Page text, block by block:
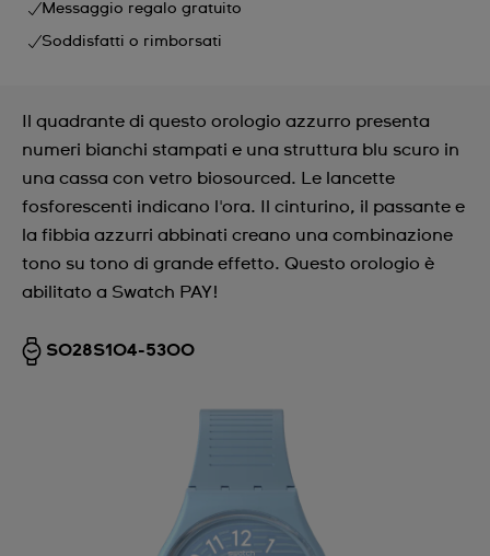
Messaggio regalo gratuito
Soddisfatti o rimborsati
Il quadrante di questo orologio azzurro presenta
numeri bianchi stampati e una struttura blu scuro in
una cassa con vetro biosourced. Le lancette
fosforescenti indicano l'ora. Il cinturino, il passante e
la fibbia azzurri abbinati creano una combinazione
tono su tono di grande effetto. Questo orologio è
abilitato a Swatch PAY!
SO28S104-5300